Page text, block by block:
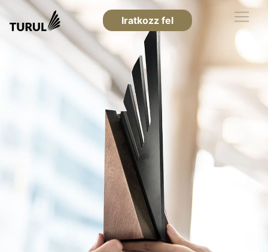
Iratkozz fel